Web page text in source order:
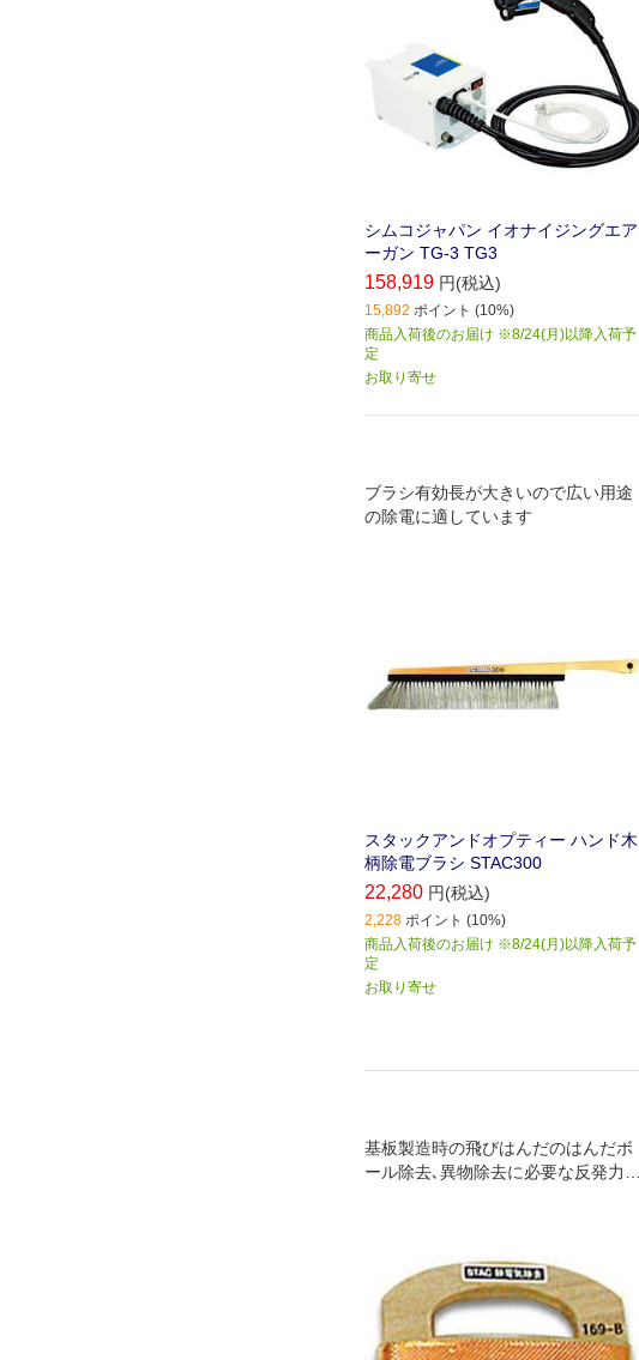
シムコジャパン イオナイジングエア
ーガン TG-3 TG3
158,919 円(税込)
15,892 ポイント (10%)
商品入荷後のお届け ※8/24(月)以降入荷予
定
お取り寄せ
ブラシ有効長が大きいので広い用途
の除電に適しています
スタックアンドオプティー ハンド木
柄除電ブラシ STAC300
22,280 円(税込)
2,228 ポイント (10%)
商品入荷後のお届け ※8/24(月)以降入荷予
定
お取り寄せ
基板製造時の飛びはんだのはんだボ
ール除去､異物除去に必要な反発力､